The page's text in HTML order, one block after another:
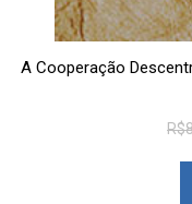
A Cooperação
R$